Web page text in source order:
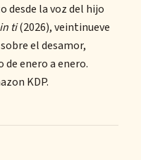
desde la voz del hijo
ti(2026), veintinueve
el desamor,
enero a enero.
KDP.